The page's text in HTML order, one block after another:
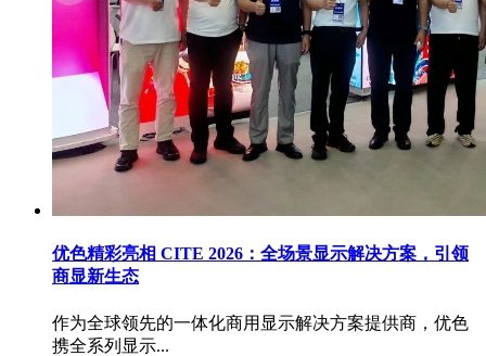
优色精彩亮相 CITE 2026：全场景显示解决方案，引领
商显新生态
作为全球领先的一体化商用显示解决方案提供商，优色
携全系列显示...